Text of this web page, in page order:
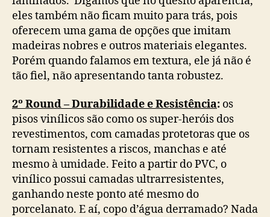
eles também não ficam muito para trás, pois
oferecem uma gama de opções que imitam
madeiras nobres e outros materiais elegantes.
Porém quando falamos em textura, ele já não é
tão fiel, não apresentando tanta robustez.
2º Round – Durabilidade e Resistência: os
pisos vinílicos são como os super-heróis dos
revestimentos, com camadas protetoras que os
tornam resistentes a riscos, manchas e até
mesmo à umidade. Feito a partir do PVC, o
vinílico possui camadas ultrarresistentes,
ganhando neste ponto até mesmo do
porcelanato. E aí, copo d’água derramado? Nada